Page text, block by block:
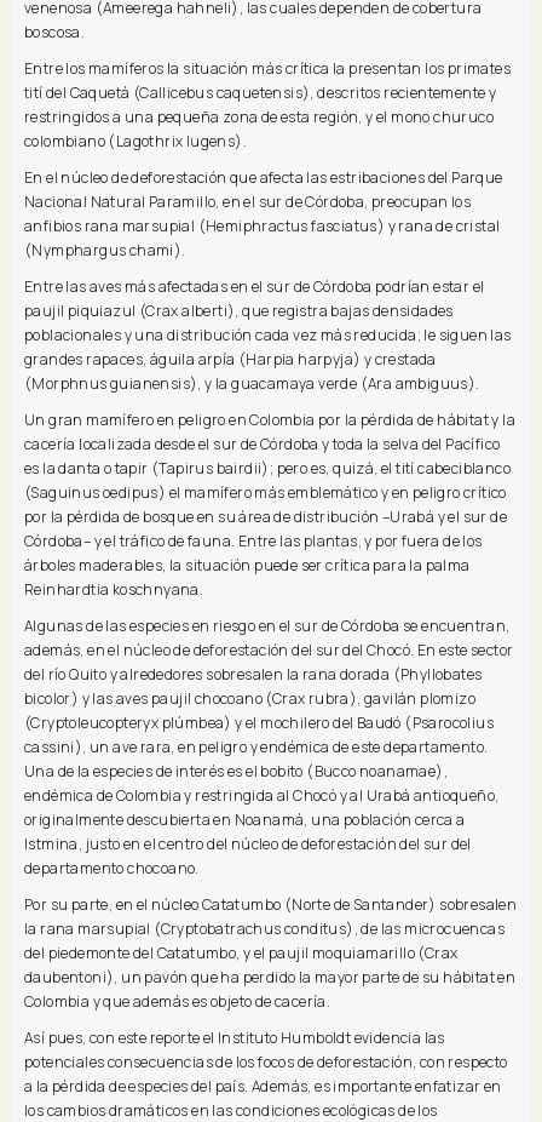
venenosa (Ameerega hahneli), las cuales dependen de cobertura
boscosa.
Entre los mamíferos la situación más crítica la presentan los primates
tití del Caquetá (Callicebus caquetensis), descritos recientemente y
restringidos a una pequeña zona de esta región, y el mono churuco
colombiano (Lagothrix lugens).
En el núcleo de deforestación que afecta las estribaciones del Parque
Nacional Natural Paramillo, en el sur de Córdoba, preocupan los
anfibios rana marsupial (Hemiphractus fasciatus) y rana de cristal
(Nymphargus chami).
Entre las aves más afectadas en el sur de Córdoba podrían estar el
paujil piquiazul (Crax alberti), que registra bajas densidades
poblacionales y una distribución cada vez más reducida; le siguen las
grandes rapaces, águila arpía (Harpia harpyja) y crestada
(Morphnus guianensis), y la guacamaya verde (Ara ambiguus).
Un gran mamífero en peligro en Colombia por la pérdida de hábitat y la
cacería localizada desde el sur de Córdoba y toda la selva del Pacífico
es la danta o tapir (Tapirus bairdii); pero es, quizá, el tití cabeciblanco
(Saguinus oedipus) el mamífero más emblemático y en peligro crítico
por la pérdida de bosque en su área de distribución –Urabá y el sur de
Córdoba– y el tráfico de fauna. Entre las plantas, y por fuera de los
árboles maderables, la situación puede ser crítica para la palma
Reinhardtia koschnyana.
Algunas de las especies en riesgo en el sur de Córdoba se encuentran,
además, en el núcleo de deforestación del sur del Chocó. En este sector
del río Quito y alrededores sobresalen la rana dorada (Phyllobates
bicolor) y las aves paujil chocoano (Crax rubra), gavilán plomizo
(Cryptoleucopteryx plúmbea) y el mochilero del Baudó (Psarocolius
cassini), un ave rara, en peligro y endémica de este departamento.
Una de la especies de interés es el bobito (Bucco noanamae),
endémica de Colombia y restringida al Chocó y al Urabá antioqueño,
originalmente descubierta en Noanamá, una población cerca a
Istmina, justo en el centro del núcleo de deforestación del sur del
departamento chocoano.
Por su parte, en el núcleo Catatumbo (Norte de Santander) sobresalen
la rana marsupial (Cryptobatrachus conditus), de las microcuencas
del piedemonte del Catatumbo, y el paujil moquiamarillo (Crax
daubentoni), un pavón que ha perdido la mayor parte de su hábitat en
Colombia y que además es objeto de cacería.
Así pues, con este reporte el Instituto Humboldt evidencia las
potenciales consecuencias de los focos de deforestación, con respecto
a la pérdida de especies del país. Además, es importante enfatizar en
los cambios dramáticos en las condiciones ecológicas de los